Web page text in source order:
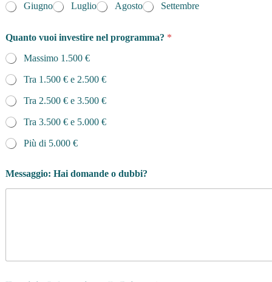
Giugno
Luglio Agosto Settembre
Quanto vuoi investire nel programma? *
Massimo 1.500 €
Tra 1.500 € e 2.500 €
Tra 2.500 € e 3.500 €
Tra 3.500 € e 5.000 €
Più di 5.000 €
Messaggio: Hai domande o dubbi?